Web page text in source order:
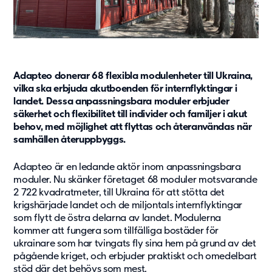
Vård & hälsa
Säkerhet & försvar
Hyresprocessen
Upphandling
Övrigt
Aurora Village
Tillval
Hållbarhet
Hållbarhet
Vårt arbete
Hållbarhetsrapportering
Adapteo donerar 68 flexibla modulenheter till Ukraina,
vilka ska erbjuda akutboenden för internflyktingar i
landet. Dessa anpassningsbara moduler erbjuder
säkerhet och flexibilitet till individer och familjer i akut
behov, med möjlighet att flyttas och återanvändas när
samhällen återuppbyggs.
Adapteo är en ledande aktör inom anpassningsbara
moduler. Nu skänker företaget 68 moduler motsvarande
2 722 kvadratmeter, till Ukraina för att stötta det
krigshärjade landet och de miljontals internflyktingar
som flytt de östra delarna av landet. Modulerna
kommer att fungera som tillfälliga bostäder för
ukrainare som har tvingats fly sina hem på grund av det
pågående kriget, och erbjuder praktiskt och omedelbart
stöd där det behövs som mest.